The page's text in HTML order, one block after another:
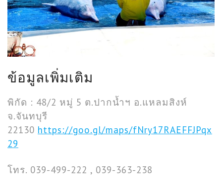
ข้อมูลเพิ่มเติม
พิกัด : 48/2 หมู่ 5 ต.ปากน้ำฯ อ.แหลมสิงห์
จ.จันทบุรี
22130 https://goo.gl/maps/fNry17RAEFFJPqx
29
โทร. 039-499-222 , 039-363-238